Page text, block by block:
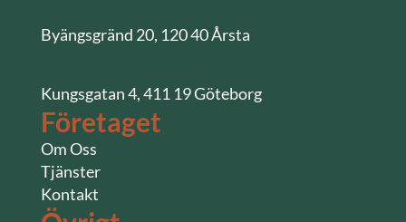
Byängsgränd 20, 120 40 Årsta
Kungsgatan 4, 411 19 Göteborg
Företaget
Om Oss
Tjänster
Kontakt